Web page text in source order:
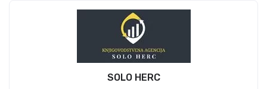
SOLO HERC